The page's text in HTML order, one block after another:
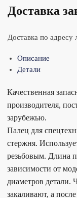
Доставка
Доставка по
Описание
Детали
Качественная
производителя,
зарубежью.
Палец для
стержня.
резьбовым. Длина
зависимости от
диаметров детали.
закаливают, а